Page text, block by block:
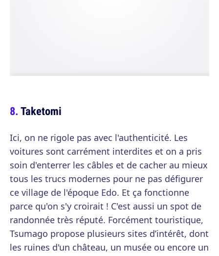
Taketomi
Ici, on ne rigole pas avec l'authenticité. Les
voitures sont carrément interdites et on a pris
soin d'enterrer les câbles et de cacher au mieux
tous les trucs modernes pour ne pas défigurer
ce village de l'époque Edo. Et ça fonctionne
parce qu'on s'y croirait ! C'est aussi un spot de
randonnée très réputé. Forcément touristique,
Tsumago propose plusieurs sites d’intérêt, dont
les ruines d'un château, un musée ou encore un